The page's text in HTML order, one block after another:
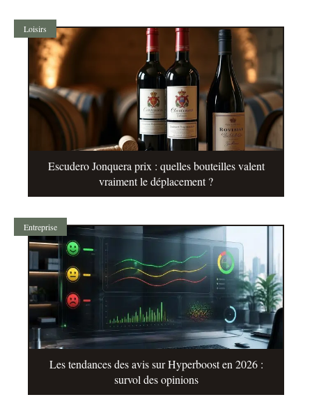
Loisirs
Escudero Jonquera prix : quelles bouteilles valent
vraiment le déplacement ?
Entreprise
Les tendances des avis sur Hyperboost en 2026 :
survol des opinions